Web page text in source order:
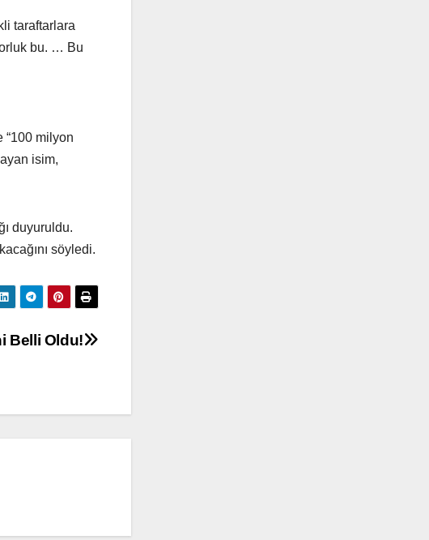
taraftarlara
bu. … Bu
“100 milyon
isim,
duyuruldu.
söyledi.
Belli Oldu!